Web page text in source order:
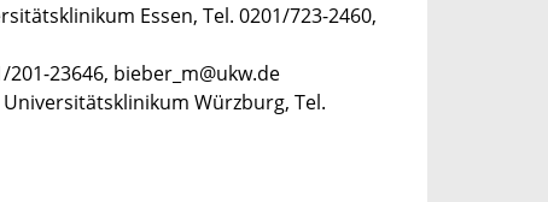
Essen, Tel. 0201/723-2460,
23646, bieber_m@ukw.de
Würzburg, Tel.